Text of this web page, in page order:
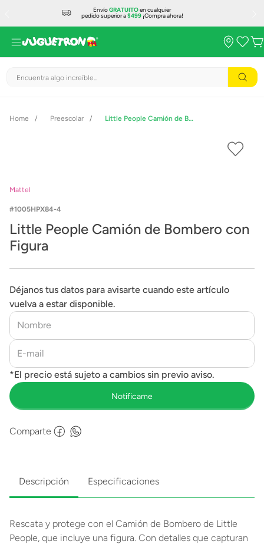
EnvíoGRATUITOen cualquier
pedido superior a$499¡Compra ahora!
Encuentra algo increíble...
Preescolar Little People Camión de Bombero con Figura
Mattel
1005HPX84-4
Little People Camión de Bombero con
Figura
Déjanos tus datos para avisarte cuando este artículo
vuelva a estar disponible.
Comparte
Descripción Especificaciones
Rescata y protege con el Camión de Bombero de Little
People, que incluye una figura. Con detalles que capturan